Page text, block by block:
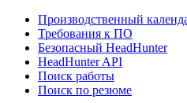
Производственный
Требования к ПО
Безопасный HeadHunter
HeadHunter API
Поиск работы
Поиск по резюме